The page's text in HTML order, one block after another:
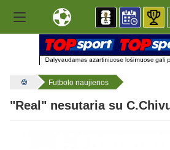
Futbolo naujienos
"Real" nesutaria su